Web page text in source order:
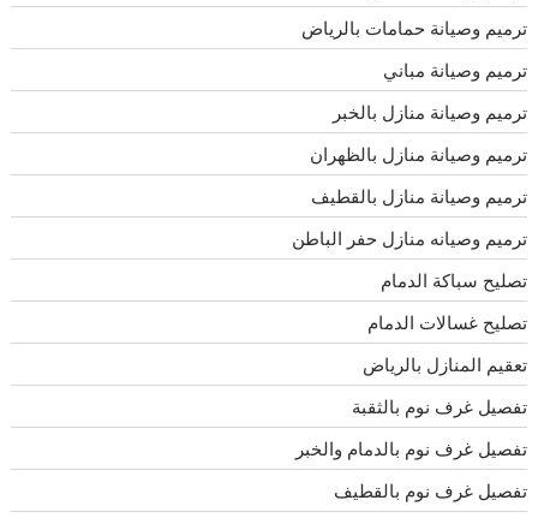
ترميم وصيانة حمامات بالرياض
ترميم وصيانة مباني
ترميم وصيانة منازل بالخبر
ترميم وصيانة منازل بالظهران
ترميم وصيانة منازل بالقطيف
ترميم وصيانه منازل حفر الباطن
تصليح سباكة الدمام
تصليح غسالات الدمام
تعقيم المنازل بالرياض
تفصيل غرف نوم بالثقبة
تفصيل غرف نوم بالدمام والخبر
تفصيل غرف نوم بالقطيف